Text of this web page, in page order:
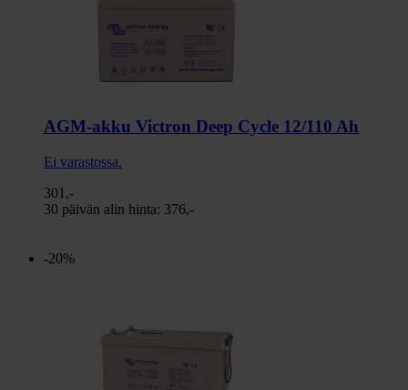
AGM-akku Victron Deep Cycle 12/110 Ah
Ei varastossa.
301,-
30 päivän alin hinta: 376,-
-20%